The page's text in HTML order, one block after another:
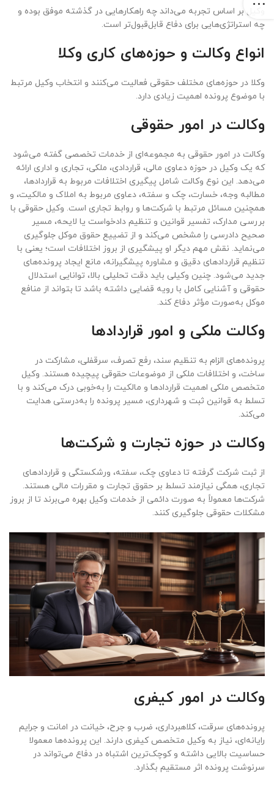
وکیل بر اساس تجربه می‌داند چه راهکارهایی در گذشته موفق بوده و
چه استراتژی‌هایی برای دفاع قابل‌قبول‌تر است.
انواع وکالت و حوزه‌های کاری وکلا
وکلا در حوزه‌های مختلف حقوقی فعالیت می‌کنند و انتخاب وکیل مرتبط
با موضوع پرونده اهمیت زیادی دارد.
وکالت در امور حقوقی
وکالت در امور حقوقی به مجموعه‌ای از خدمات تخصصی گفته می‌شود
که یک وکیل در حوزه دعاوی مالی، قراردادی، ملکی، تجاری و اداری ارائه
می‌دهد. این نوع وکالت شامل پیگیری اختلافات مربوط به قراردادها،
مطالبه وجه، خسارت، چک و سفته، دعاوی مربوط به املاک و مالکیت، و
همچنین مسائل مرتبط با شرکت‌ها و روابط تجاری است. وکیل حقوقی با
بررسی مدارک، تفسیر قوانین و تنظیم دادخواست یا لایحه، مسیر
صحیح دادرسی را مشخص می‌کند و از تضییع حقوق موکل جلوگیری
می‌نماید. نقش مهم دیگر او پیشگیری از بروز اختلافات است؛ یعنی با
تنظیم قراردادهای دقیق و مشاوره پیشگیرانه، مانع ایجاد پرونده‌های
جدید می‌شود. چنین وکیلی باید دقت تحلیلی بالا، توانایی استدلال
حقوقی و آشنایی کامل با رویه قضایی داشته باشد تا بتواند از منافع
موکل به‌صورت مؤثر دفاع کند.
وکالت ملکی و امور قراردادها
پرونده‌های الزام به تنظیم سند، رفع تصرف، سرقفلی، مشارکت در
ساخت، و اختلافات ملکی از موضوعات حقوقی پیچیده هستند. وکیل
متخصص ملکی اهمیت قراردادها و مالکیت را به‌خوبی درک می‌کند و با
تسلط به قوانین ثبت و شهرداری، مسیر پرونده را به‌درستی هدایت
می‌کند.
وکالت در حوزه تجارت و شرکت‌ها
از ثبت شرکت گرفته تا دعاوی چک، سفته، ورشکستگی و قراردادهای
تجاری، همگی نیازمند تسلط بر حقوق تجارت و مقررات مالی هستند.
شرکت‌ها معمولاً به صورت دائمی از خدمات وکیل بهره می‌برند تا از بروز
مشکلات حقوقی جلوگیری کنند.
وکالت در امور کیفری
پرونده‌های سرقت، کلاهبرداری، ضرب و جرح، خیانت در امانت و جرایم
رایانه‌ای، نیاز به وکیل متخصص کیفری دارند. این پرونده‌ها معمولا
حساسیت بالایی داشته و کوچک‌ترین اشتباه در دفاع می‌تواند در
سرنوشت پرونده اثر مستقیم بگذارد.